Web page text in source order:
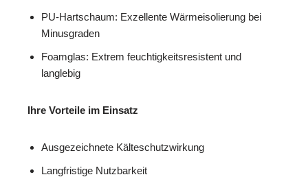
PU-Hartschaum: Exzellente Wärmeisolierung bei
Minusgraden
Foamglas: Extrem feuchtigkeitsresistent und
langlebig
Ihre Vorteile im Einsatz
Ausgezeichnete Kälteschutzwirkung
Langfristige Nutzbarkeit